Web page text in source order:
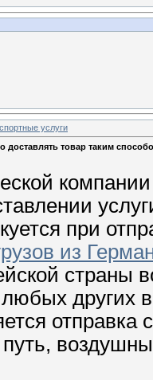
услуги
доставлять товар таким
при
из
страны
других